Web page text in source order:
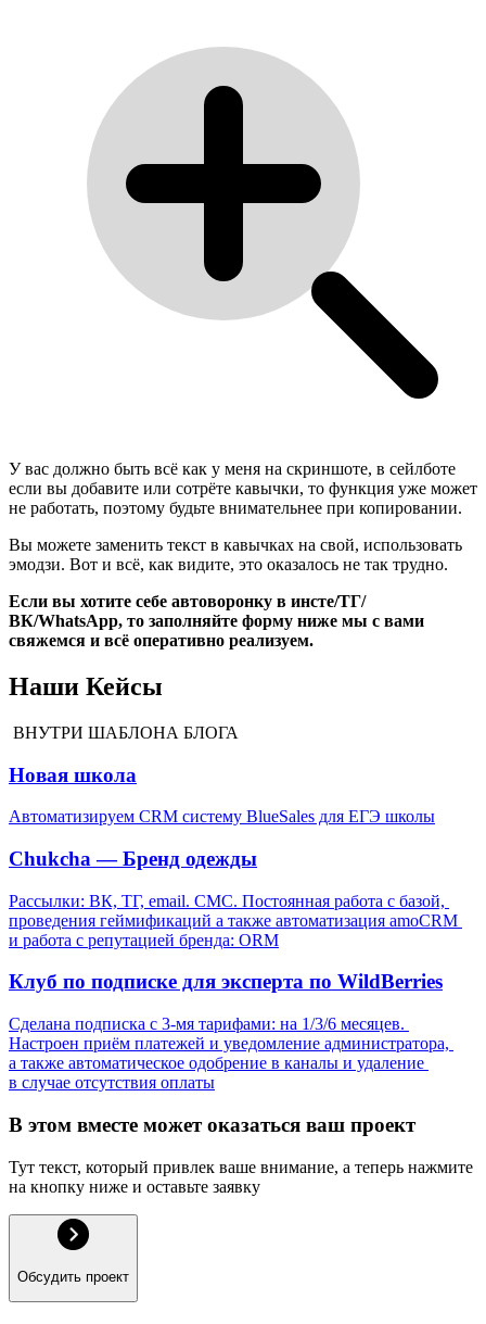
У вас должно быть всё как у меня на скриншоте, в сейлботе
если вы добавите или сотрёте кавычки, то функция уже может
не работать, поэтому будьте внимательнее при копировании.
Вы можете заменить текст в кавычках на свой, использовать
эмодзи. Вот и всё, как видите, это оказалось не так трудно.
Если вы хотите себе автоворонку в инсте/ТГ/
ВК/WhatsApp, то заполняйте форму ниже мы с вами
свяжемся и всё оперативно реализуем.
Наши Кейсы
ВНУТРИ ШАБЛОНА БЛОГА
Новая школа
Автоматизируем CRM систему BlueSales для ЕГЭ школы
Chukcha — Бренд одежды
Рассылки: ВК, ТГ, email. СМС. Постоянная работа с базой,
проведения геймификаций а также автоматизация amoCRM
и работа с репутацией бренда: ORM
Клуб по подписке для эксперта по WildBerries
Сделана подписка с 3-мя тарифами: на 1/3/6 месяцев.
Настроен приём платежей и уведомление администратора,
а также автоматическое одобрение в каналы и удаление
в случае отсутствия оплаты
В этом вместе может оказаться ваш проект
Тут текст, который привлек ваше внимание, а теперь нажмите
на кнопку ниже и оставьте заявку
Обсудить проект